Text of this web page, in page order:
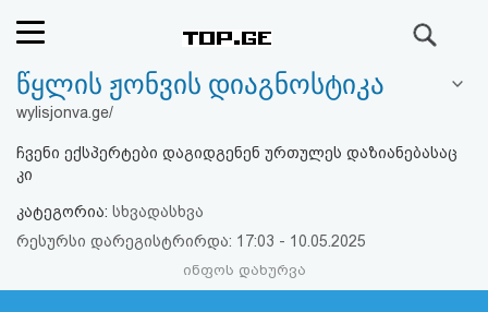
რეიტინგი
კითხვა-
პასუხი
წყლის ჟონვის დიაგნოსტიკა
wylisjonva.ge/
ჩვენი ექსპერტები დაგიდგენენ ურთულეს დაზიანებასაც
კი
კატეგორია: სხვადასხვა
რესურსი დარეგისტრირდა: 17:03 - 10.05.2025
ინფოს დახურვა